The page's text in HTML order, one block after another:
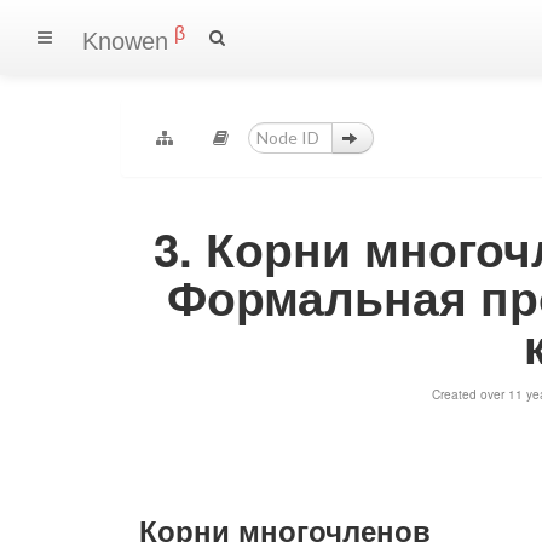
Knowen β
3. Корни
Формальная
Created over 11
Корни многочленов